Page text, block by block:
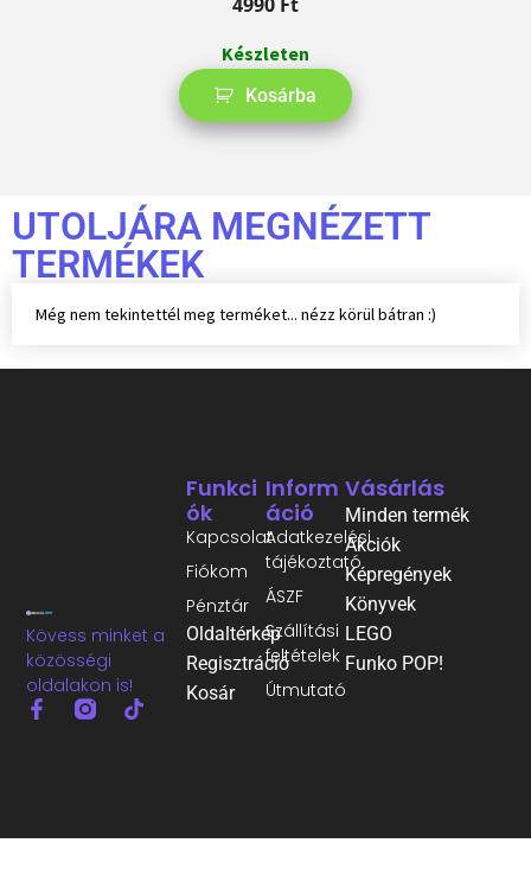
Készleten
Kosárba
UTOLJÁRA MEGNÉZETT
TERMÉKEK
Még nem tekintettél meg terméket... nézz körül bátran :)
Kövess minket a
közösségi
oldalakon is!
Inform
Áció
Adatkezelési
tájékoztató
ÁSZF
Szállítási
feltételek
Útmutató
Funkci
Ók
Kapcsolat
Fiókom
Pénztár
Oldaltérkép
Regisztráció
Kosár
Vásárlás
Minden termék
Akciók
Képregények
Könyvek
LEGO
Funko POP!